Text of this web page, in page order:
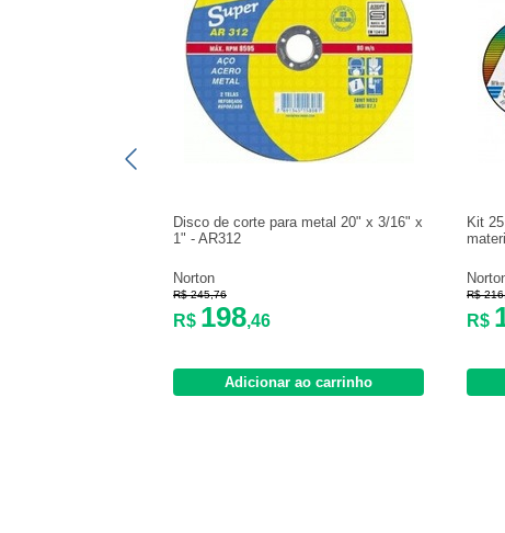
Disco de corte para metal 20" x 3/16" x
1" - AR312
Norton
R$ 245,76
R$ 198,46
Adicionar ao carrinho
Kit
R$
R$